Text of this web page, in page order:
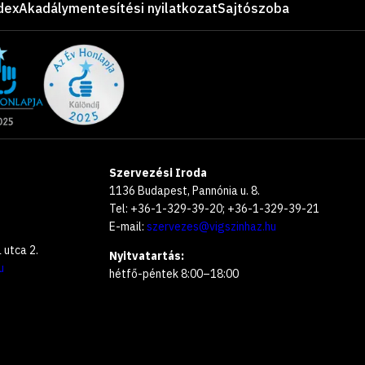
Akadálymentesítési nyilatkozatSajtószoba
utca 2.
Szervezési Iroda
1136 Budapest, Pannónia u. 8.
Tel: +36-1-329-39-20; +36-1-329-39-21
E-mail: szervezes@vigszinhaz.hu
Nyitvatartás:
hétfő-péntek 8:00–18:00